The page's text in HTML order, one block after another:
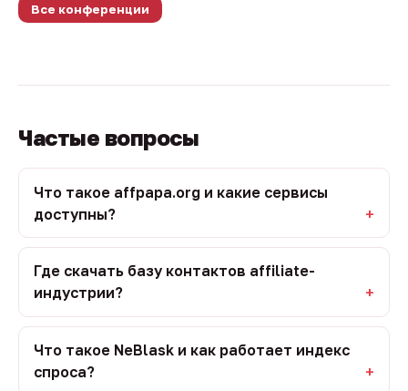
Все конференции
Частые вопросы
Что такое affpapa.org и какие сервисы
доступны?
Где скачать базу контактов affiliate-
индустрии?
Что такое NeBlask и как работает индекс
спроса?